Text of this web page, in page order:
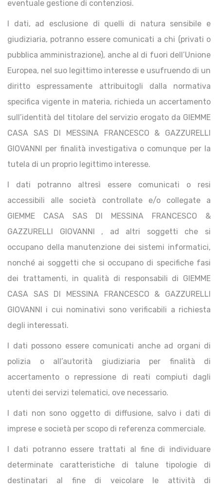
eventuale gestione di contenziosi.
I dati, ad esclusione di quelli di natura sensibile e
giudiziaria, potranno essere comunicati a chi (privati o
pubblica amministrazione), anche al di fuori dell’Unione
Europea, nel suo legittimo interesse e usufruendo di un
diritto espressamente attribuitogli dalla normativa
specifica vigente in materia, richieda un accertamento
sull’identità del titolare del servizio erogato da GIEMME
CASA SAS DI MESSINA FRANCESCO & GAZZURELLI
GIOVANNI per finalità investigativa o comunque per la
tutela di un proprio legittimo interesse.
I dati potranno altresì essere comunicati o resi
accessibili alle società controllate e/o collegate a
GIEMME CASA SAS DI MESSINA FRANCESCO &
GAZZURELLI GIOVANNI , ad altri soggetti che si
occupano della manutenzione dei sistemi informatici,
nonché ai soggetti che si occupano di specifiche fasi
dei trattamenti, in qualità di responsabili di GIEMME
CASA SAS DI MESSINA FRANCESCO & GAZZURELLI
GIOVANNI i cui nominativi sono verificabili a richiesta
degli interessati.
I dati possono essere comunicati anche ad organi di
polizia o all’autorità giudiziaria per finalità di
accertamento o repressione di reati compiuti dagli
utenti dei servizi telematici, ove necessario.
I dati non sono oggetto di diffusione, salvo i dati di
imprese e società per scopo di referenza commerciale.
I dati potranno essere trattati al fine di individuare
determinate caratteristiche di talune tipologie di
destinatari al fine di veicolare le attività di